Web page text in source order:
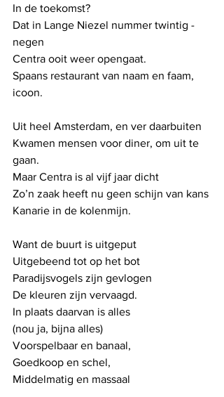
In de toekomst?
Dat in Lange Niezel nummer twintig -
negen
Centra ooit weer opengaat.
Spaans restaurant van naam en faam,
icoon.
Uit heel Amsterdam, en ver daarbuiten
Kwamen mensen voor diner, om uit te
gaan.
Maar Centra is al vijf jaar dicht
Zo’n zaak heeft nu geen schijn van kans
Kanarie in de kolenmijn.
Want de buurt is uitgeput
Uitgebeend tot op het bot
Paradijsvogels zijn gevlogen
De kleuren zijn vervaagd.
In plaats daarvan is alles
(nou ja, bijna alles)
Voorspelbaar en banaal,
Goedkoop en schel,
Middelmatig en massaal